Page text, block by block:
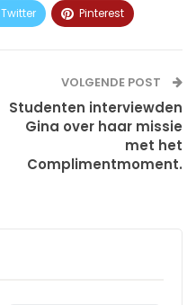
Twitter Pinterest
VOLGENDE POST
Studenten interviewden
Gina over haar missie
met het
Complimentmoment.